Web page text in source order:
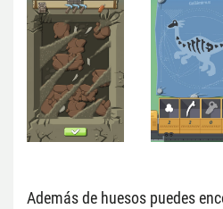
Además de huesos puedes